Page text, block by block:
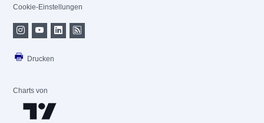
Cookie-Einstellungen
Drucken
Charts von